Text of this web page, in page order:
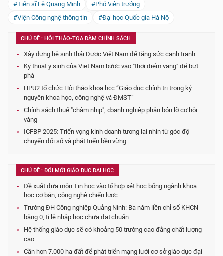
#Tiến sĩ Lê Quang Minh
#Phó Viện trưởng
#Viện Công nghệ thông tin
#Đại học Quốc gia Hà Nộ
CHỦ ĐỀ : HỘI THẢO-TỌA ĐÀM CHÍNH SÁCH
Xây dựng hệ sinh thái Dược Việt Nam để tăng sức cạnh tranh
Kỹ thuật y sinh của Việt Nam bước vào "thời điểm vàng" để bứt
phá
HPU2 tổ chức Hội thảo khoa học “Giáo dục chính trị trong kỷ
nguyên khoa học, công nghệ và ĐMST”
Chính sách thuế "chậm nhịp", doanh nghiệp phân bón lỡ cơ hội
vàng
ICFBP 2025: Triển vọng kinh doanh tương lai nhìn từ góc độ
chuyển đổi số và phát triển bền vững
CHỦ ĐỀ : ĐỔI MỚI GIÁO DỤC ĐẠI HỌC
Đề xuất đưa môn Tin học vào tổ hợp xét học bổng ngành khoa
học cơ bản, công nghệ chiến lược
Trường ĐH Công nghiệp Quảng Ninh: Ba năm liền chỉ số KHCN
bằng 0, tỉ lệ nhập học chưa đạt chuẩn
Hệ thống giáo dục sẽ có khoảng 50 trường cao đẳng chất lượng
cao
Cần hơn 7.000 ha đất để phát triển mạng lưới cơ sở giáo dục đại